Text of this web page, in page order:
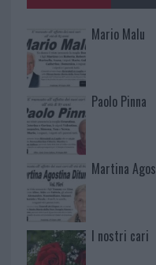
Mario Malu
Paolo Pinna
Martina
I nostri cari